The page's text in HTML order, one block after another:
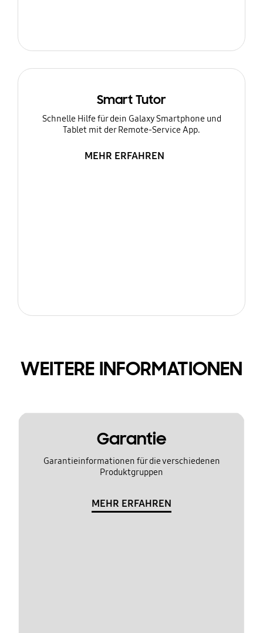
Smart Tutor
Schnelle Hilfe für dein Galaxy Smartphone und
Tablet mit der Remote-Service App.
MEHR ERFAHREN
WEITERE INFORMATIONEN
Garantie
Garantieinformationen für die verschiedenen
Produktgruppen
MEHR ERFAHREN